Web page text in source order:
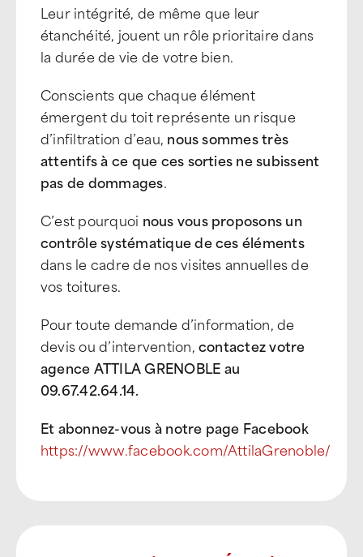
Leur intégrité, de même que leur
étanchéité, jouent un rôle prioritaire dans
la durée de vie de votre bien.
Conscients que chaque élément
émergent du toit représente un risque
d’infiltration d’eau, nous sommes très
attentifs à ce que ces sorties ne subissent
pas de dommages.
C’est pourquoi nous vous proposons un
contrôle systématique de ces éléments
dans le cadre de nos visites annuelles de
vos toitures.
Pour toute demande d’information, de
devis ou d’intervention,contactez votre
agence ATTILA GRENOBLE au
09.67.42.64.14.
Et abonnez-vous à notre page Facebook
https://www.facebook.com/AttilaGrenoble/